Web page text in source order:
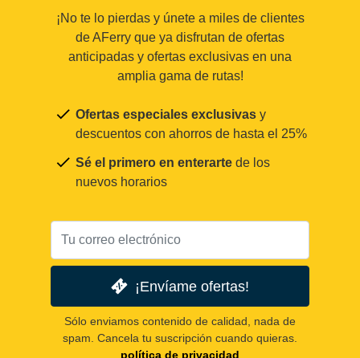
¡No te lo pierdas y únete a miles de clientes
de AFerry que ya disfrutan de ofertas
anticipadas y ofertas exclusivas en una
amplia gama de rutas!
Ofertas especiales exclusivas y
descuentos con ahorros de hasta el 25%
Sé el primero en enterarte de los
nuevos horarios
¡Envíame ofertas!
Sólo enviamos contenido de calidad, nada de
spam. Cancela tu suscripción cuando quieras.
política de privacidad